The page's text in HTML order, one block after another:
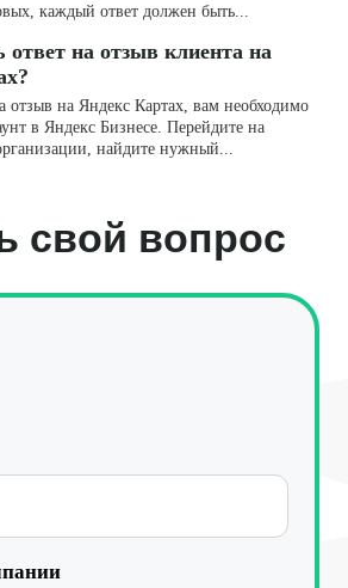
каждый ответ должен быть...
ответ на отзыв клиента на
отзыв на Яндекс Картах, вам необходимо
в Яндекс Бизнесе. Перейдите на
найдите нужный...
конфиденциальности